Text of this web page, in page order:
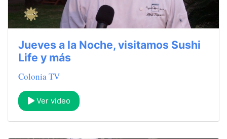
Jueves a la Noche, visitamos Sushi
Life y más
Colonia TV
Ver video